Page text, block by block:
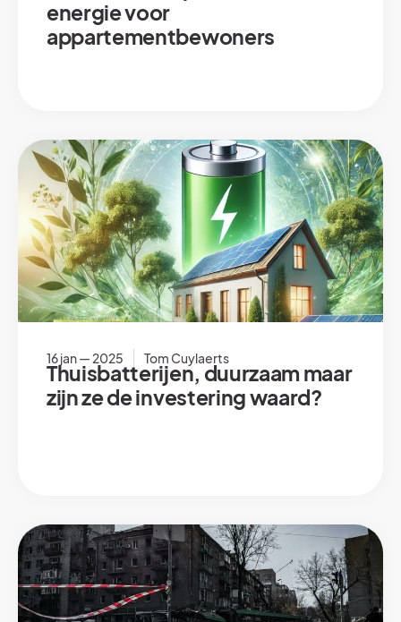
energie voor
appartementbewoners
16 jan — 2025 Tom Cuylaerts
Thuisbatterijen, duurzaam maar
zijn ze de investering waard?